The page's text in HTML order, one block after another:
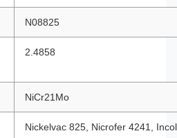
N08825
2.4858
NiCr21Mo
Nickelvac 825, Nicrofer 4241,